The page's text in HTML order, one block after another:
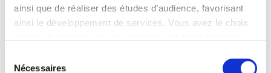
ainsi que de réaliser des études d’audience, favorisant
ainsi le développement de services. Vous avez le choix
tout moment en consultant la Déclaration relative aux
Nécessaires
Image non disponible
Anonyme